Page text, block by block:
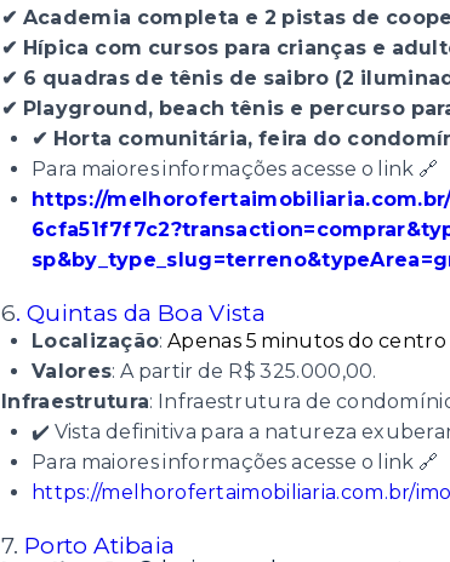
✔ Academia completa e 2 pistas de cooper
✔ Hípica com cursos para crianças e
✔ 6 quadras de tênis de saibro (2
✔ Playground, beach tênis e percurso
✔ Horta comunitária, feira do
Para maiores informações acesse o link 🔗
https://
6. Quintas da Boa Vista
Localização:Apenas 5 minutos do centro
Valores: A partir de R$ 325.000,00.
Infraestrutura: Infraestrutura de
✔️ Vista definitiva para a natureza
Para maiores informações acesse o link 🔗
https://melhorofertaimobiliaria.com.br/
7. Porto Atibaia